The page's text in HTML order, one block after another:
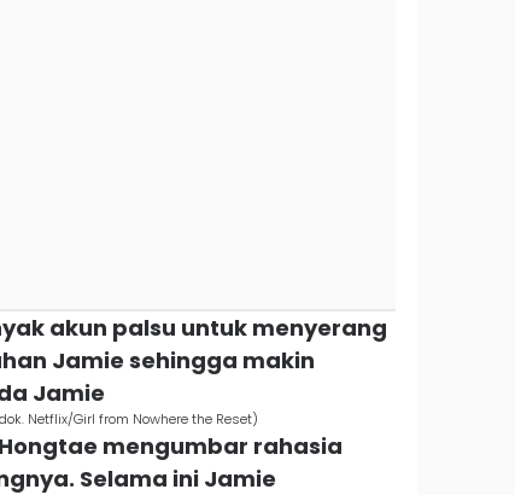
akun palsu untuk menyerang
Jamie sehingga makin
Jamie
Netflix/Girl from Nowhere the Reset)
mengumbar rahasia
Selama ini Jamie